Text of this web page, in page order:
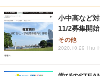
小中高など
11/2募集開始
その他
2020.10.29 Thu